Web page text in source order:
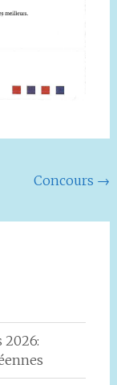
Concours →